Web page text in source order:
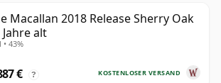
Macallan 2018 Release Sherry Oak
Jahre alt
• 43%
KOSTENLOSER VERSAND
€ ?